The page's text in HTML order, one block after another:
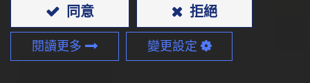
同意 拒絕
閱讀更多 變更設定